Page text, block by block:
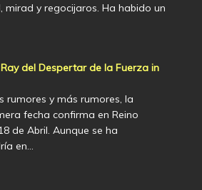
mirad y regocijaros. Ha habido un
del Despertar de la Fuerza in
rumores y más rumores, la
fecha confirma en Reino
de Abril. Aunque se ha
en…